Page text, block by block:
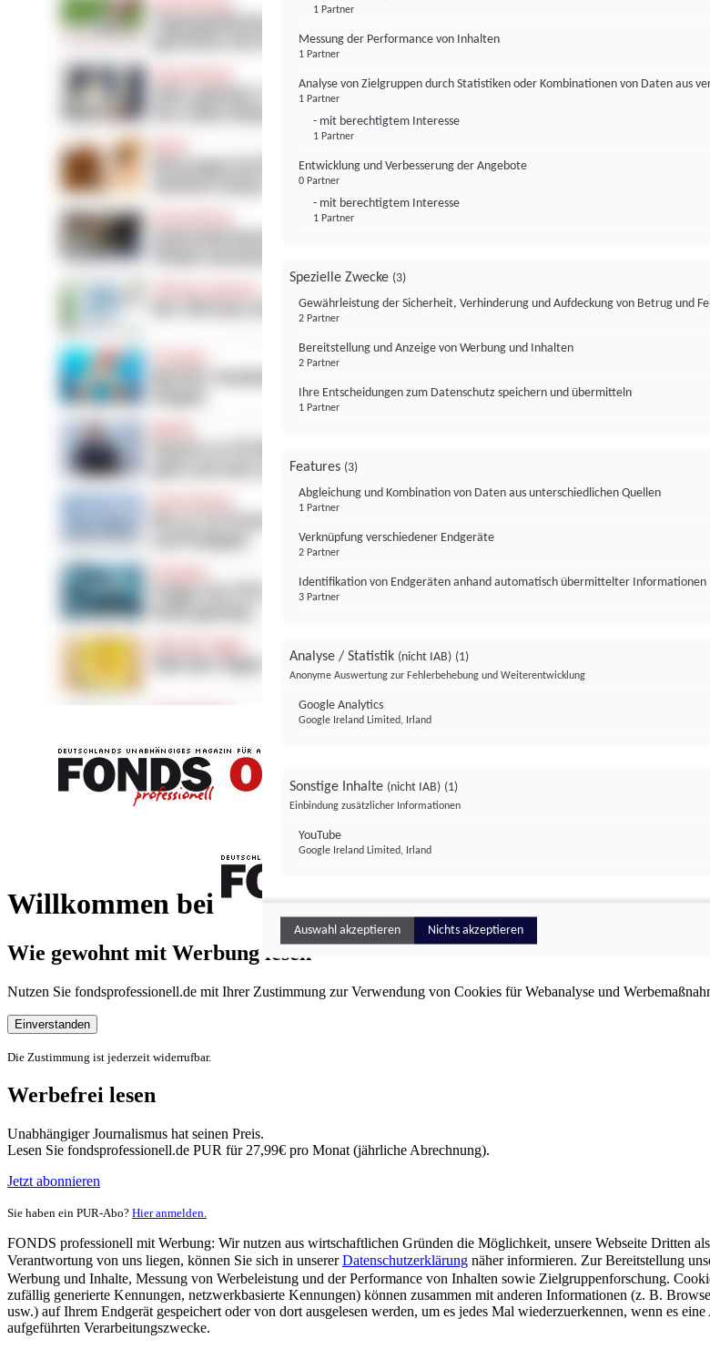
Willkommen bei
FONDS professionell
Wie gewohnt mit Werbung lesen
Nutzen Sie fondsprofessionell.de mit Ihrer Zustimmung zur Verwendung von Cookies für Webanalyse und
Einverstanden
Die Zustimmung ist jederzeit widerrufbar.
Werbefrei lesen
Unabhängiger Journalismus hat seinen Preis.
Lesen Sie fondsprofessionell.de PUR für 27,99€ pro Monat (jährliche Abrechnung).
Jetzt abonnieren
Sie haben ein PUR-Abo? Hier anmelden.
FONDS professionell mit Werbung: Wir nutzen aus wirtschaftlichen Gründen die Möglichkeit, unsere Webseite Dritten
Verantwortung von uns liegen, können Sie sich in unsererDatenschutzerklärung näher informieren. Zur Bereitstellung
Werbung und Inhalte, Messung von Werbeleistung und der Performance von Inhalten sowie Zielgruppenforschung.
zufällig generierte Kennungen, netzwerkbasierte Kennungen) können zusammen mit anderen Informationen (z. B.
usw.) auf Ihrem Endgerät gespeichert oder von dort ausgelesen werden, um es jedes Mal wiederzuerkennen, wenn es
aufgeführten Verarbeitungszwecke.
1 Partner
Messung der Performance von Inhalten
1 Partner
Analyse von Zielgruppen durch Statistiken oder Kombinationen von Daten aus
1 Partner
- mit berechtigtem Interesse
1 Partner
Entwicklung und Verbesserung der Angebote
0 Partner
- mit berechtigtem Interesse
1 Partner
Spezielle Zwecke (3)
Gewährleistung der Sicherheit, Verhinderung und Aufdeckung von Betrug und
2 Partner
Bereitstellung und Anzeige von Werbung und Inhalten
2 Partner
Ihre Entscheidungen zum Datenschutz speichern und übermitteln
1 Partner
Features (3)
Abgleichung und Kombination von Daten aus unterschiedlichen Quellen
1 Partner
Verknüpfung verschiedener Endgeräte
2 Partner
Identifikation von Endgeräten anhand automatisch übermittelter Informationen
3 Partner
Analyse / Statistik (nicht IAB) (1)
Anonyme Auswertung zur Fehlerbehebung und Weiterentwicklung
Google Analytics
Google Ireland Limited, Irland
Sonstige Inhalte (nicht IAB) (1)
Einbindung zusätzlicher Informationen
YouTube
Google Ireland Limited, Irland
Auswahl akzeptieren Nichts akzeptieren